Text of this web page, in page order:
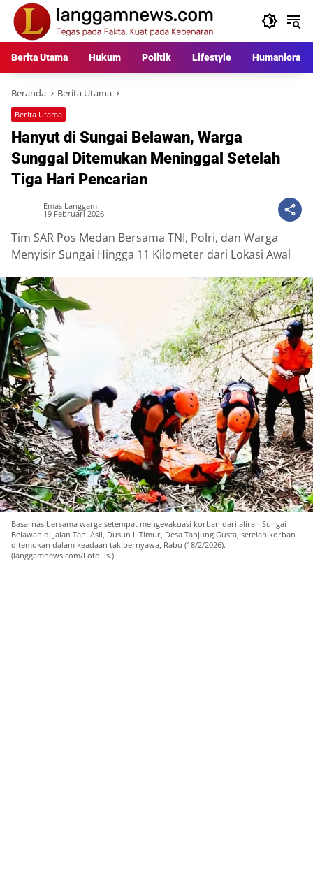
Langsung
konten
Berita Utama Hukum Politik Lifestyle Humaniora
Beranda Berita Utama
Berita Utama
Hanyut di Sungai Belawan, Warga
Sunggal Ditemukan Meninggal Setelah
Tiga Hari Pencarian
Emas Langgam
19 Februari 2026
Tim SAR Pos Medan Bersama TNI, Polri, dan Warga
Menyisir Sungai Hingga 11 Kilometer dari Lokasi Awal
Basarnas bersama warga setempat mengevakuasi korban dari aliran Sungai
Belawan di Jalan Tani Asli, Dusun II Timur, Desa Tanjung Gusta, setelah korban
ditemukan dalam keadaan tak bernyawa, Rabu (18/2/2026).
(langgamnews.com/Foto: is.)